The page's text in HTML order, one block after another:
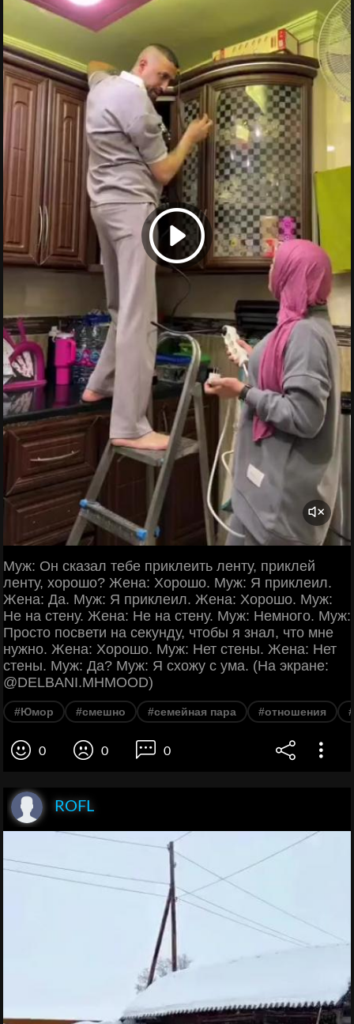
Муж: Он сказал тебе приклеить ленту, приклей
ленту, хорошо? Жена: Хорошо. Муж: Я приклеил.
Жена: Да. Муж: Я приклеил. Жена: Хорошо. Муж:
Не на стену. Жена: Не на стену. Муж: Немного. Муж:
Просто посвети на секунду, чтобы я знал, что мне
нужно. Жена: Хорошо. Муж: Нет стены. Жена: Нет
стены. Муж: Да? Муж: Я схожу с ума. (На экране:
@DELBANI.MHMOOD)
#Юмор #смешно #семейная пара #отношения
0 0 0
ROFL